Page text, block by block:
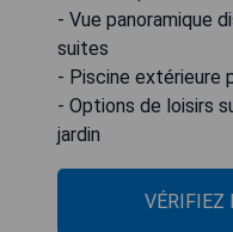
- Vue panoramique
suites
- Piscine extérieure
- Options de loisirs
jardin
VÉRIFIEZ